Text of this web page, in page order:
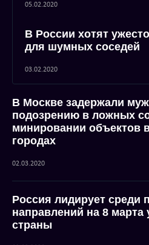
05.02.2020
В России хотят
для шумных соседей
03.02.2020
В Москве задержали
подозрению в ложных
минировании объектов
городах
02.03.2020
Россия лидирует среди
направлений на 8 марта
страны